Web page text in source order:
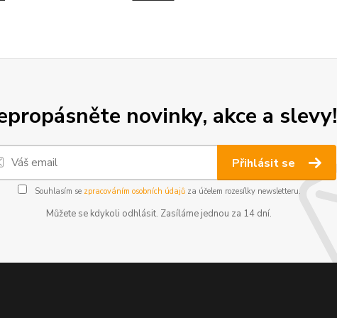
novinky, akce a slevy!
Přihlásit se
Souhlasím se zpracováním osobních údajůza účelem rozesílky newsletteru.
Můžete se kdykoli odhlásit. Zasíláme jednou za 14 dní.